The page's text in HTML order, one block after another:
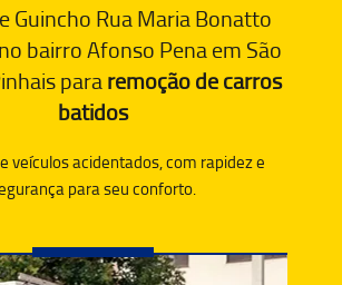
Guincho Rua Maria Bonatto
bairro Afonso Pena em São
pararemoção de carros
batidos
veículos acidentados, com rapidez e
para seu conforto.